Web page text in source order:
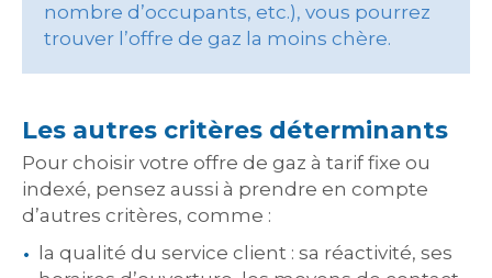
nombre d’occupants, etc.), vous pourrez
trouver l’offre de gaz la moins chère.
Les autres critères déterminants
Pour choisir votre offre de gaz à tarif fixe ou
indexé, pensez aussi à prendre en compte
d’autres critères, comme :
la qualité du service client : sa réactivité, ses